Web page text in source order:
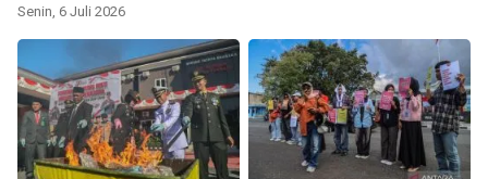
Senin, 6 Juli 2026